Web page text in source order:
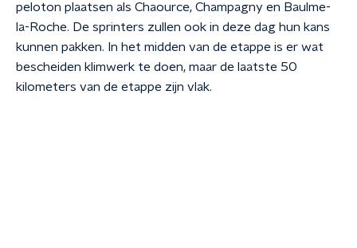
peloton plaatsen als Chaource, Champagny en Baulme-
la-Roche. De sprinters zullen ook in deze dag hun kans
kunnen pakken. In het midden van de etappe is er wat
bescheiden klimwerk te doen, maar de laatste 50
kilometers van de etappe zijn vlak.